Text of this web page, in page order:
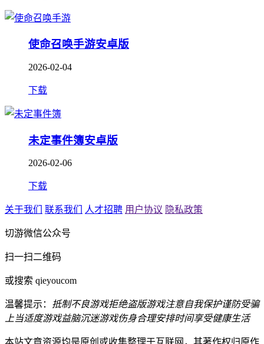
使命召唤手游安卓版
2026-02-04
下载
未定事件簿安卓版
2026-02-06
下载
关于我们 联系我们 人才招聘 用户协议 隐私政策
切游微信公众号
扫一扫二维码
或搜索 qieyoucom
温馨提示： 抵制不良游戏拒绝盗版游戏注意自我保护谨防受骗
上当适度游戏益脑沉迷游戏伤身合理安排时间享受健康生活